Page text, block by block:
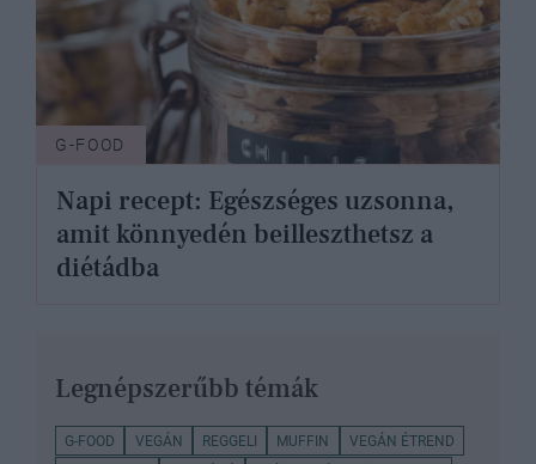
G-FOOD
Napi recept: Egészséges uzsonna,
amit könnyedén beilleszthetsz a
diétádba
Legnépszerűbb témák
G-FOOD VEGÁN REGGELI MUFFIN
VEGÁN ÉTREND